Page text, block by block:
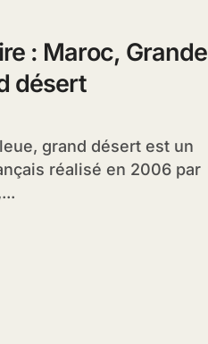
: Maroc, Grande
désert
réalisé en 2006 par